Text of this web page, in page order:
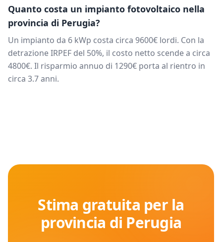
Quanto costa un impianto fotovoltaico nella
provincia di Perugia?
Un impianto da 6 kWp costa circa 9600€ lordi. Con la
detrazione IRPEF del 50%, il costo netto scende a circa
4800€. Il risparmio annuo di 1290€ porta al rientro in
circa 3.7anni.
Stima gratuita per la
provincia di Perugia